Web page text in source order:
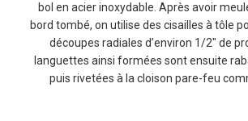
bol en acier inoxydable. Après avoir
bord tombé, on utilise des cisailles à tôle
découpes radiales d’environ 1/2″ de
languettes ainsi formées sont ensuite
puis rivetées à la cloison pare-feu